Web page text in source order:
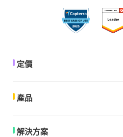
定價
產品
解決方案